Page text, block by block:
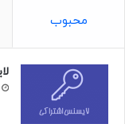
شده است.
مرور این توضیحات
شوند.
حتما بخوانید :
محبوب